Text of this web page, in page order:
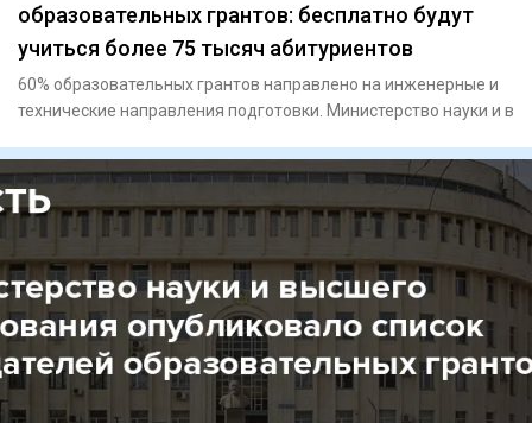
образовательных грантов: бесплатно будут
учиться более 75 тысяч абитуриентов
60% образовательных грантов направлено на инженерные и
технические направления подготовки. Министерство науки и в